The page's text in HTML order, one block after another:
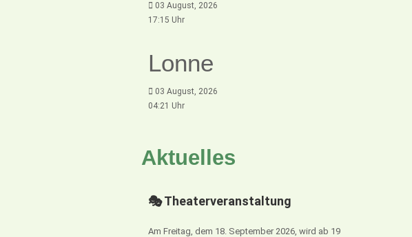
03 August, 2026
17:15 Uhr
Lonne
03 August, 2026
04:21 Uhr
Aktuelles
🎭 Theaterveranstaltung
Am Freitag, dem 18. September 2026, wird ab 19